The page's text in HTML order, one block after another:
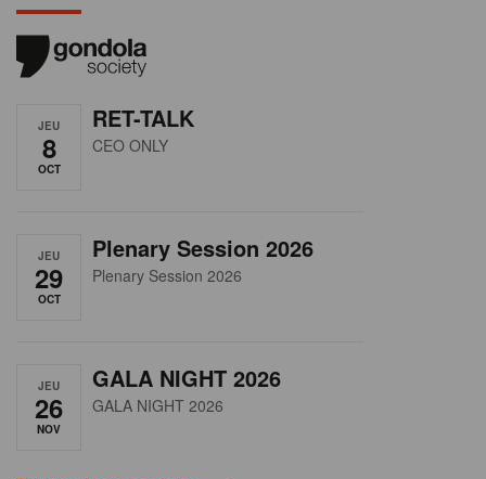
JEU
8
OCT
RET-TALK
CEO ONLY
JEU
29
OCT
Plenary Session 2026
Plenary Session 2026
JEU
26
NOV
GALA NIGHT 2026
GALA NIGHT 2026